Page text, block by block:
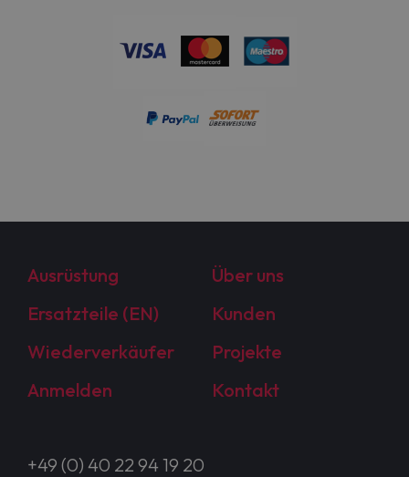
Ausrüstung
Über uns
Ersatzteile (EN)
Kunden
Wiederverkäufer
Projekte
Anmelden
Kontakt
+49 (0) 40 22 94 19 20